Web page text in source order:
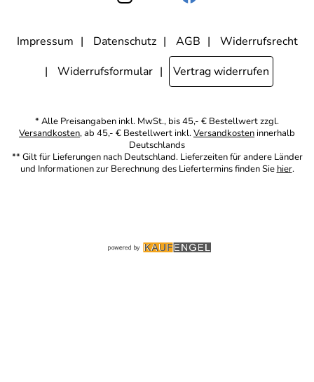
Werbezwecke kann ich jederzeit mit Wirkung für die Zukunft
Mitgliederbereich deaktiviere. Die Datenschutzerklärunghabe ich
zur Kenntnis genommen.
Impressum Datenschutz AGB
Widerrufsrecht
Widerrufsformular
Vertrag widerrufen
* Alle Preisangaben inkl. MwSt., bis 45,- € Bestellwert zzgl.
Versandkosten, ab 45,- € Bestellwert inkl.Versandkosten innerhalb
Deutschlands
** Gilt für Lieferungen nach Deutschland. Lieferzeiten für andere Länder
und Informationen zur Berechnung des Liefertermins finden Sie hier.